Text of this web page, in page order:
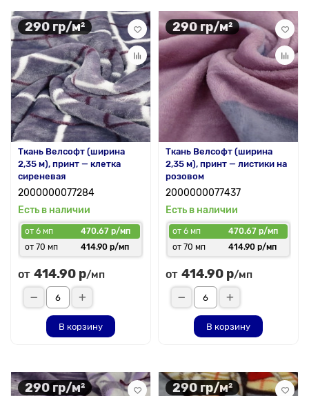
290 гр/м²
Ткань Велсофт (ширина
2,35 м), принт — клетка
сиреневая
2000000077284
Есть в наличии
от 6 мп
470.67 р/мп
от 70 мп
414.90 р/мп
от 414.90 р/мп
В корзину
290 гр/м²
Ткань Велсофт (ширина
2,35 м), принт — листики на
розовом
2000000077437
Есть в наличии
от 6 мп
470.67 р/мп
от 70 мп
414.90 р/мп
от 414.90 р/мп
В корзину
290 гр/м² 290 гр/м²